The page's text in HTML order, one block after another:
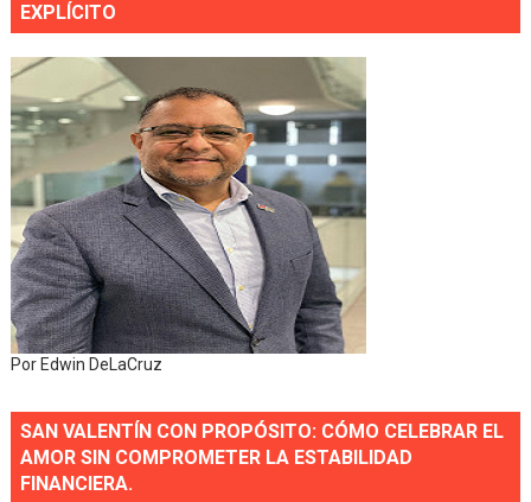
EXPLÍCITO
Por Edwin DeLaCruz
SAN VALENTÍN CON PROPÓSITO: CÓMO CELEBRAR EL
AMOR SIN COMPROMETER LA ESTABILIDAD
FINANCIERA.